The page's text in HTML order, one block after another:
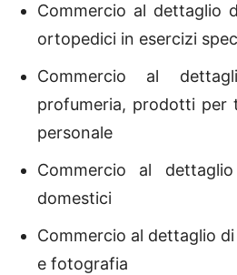
Commercio al dettaglio
ortopedici in esercizi
Commercio al
profumeria, prodotti per
personale
Commercio al
domestici
Commercio al dettaglio
e fotografia